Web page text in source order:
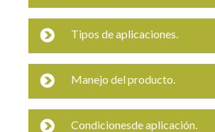
Tipos de aplicaciones.
Manejo del producto.
Condicionesde aplicación.